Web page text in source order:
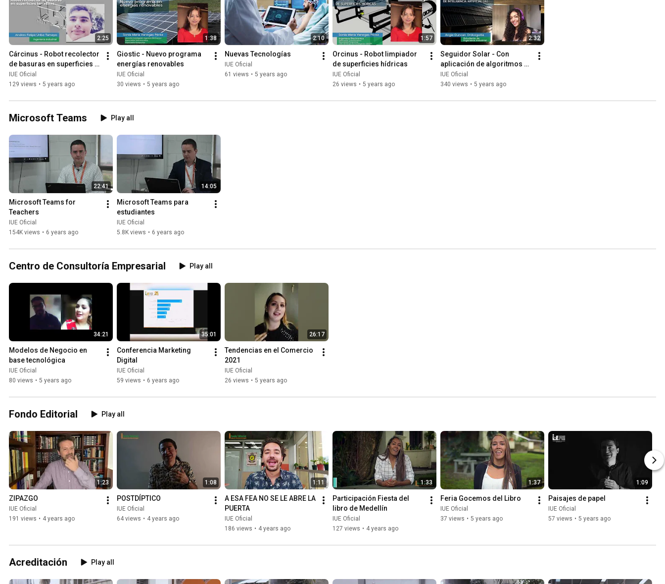
2:25
Cárcinus - Robot recolector
de basuras en superficies
terrestres
IUE Oficial
129 views • 5 years ago
1:38
Giostic - Nuevo programa
energías renovables
IUE Oficial
30 views • 5 years ago
2:10
Nuevas Tecnologías
IUE Oficial
61 views • 5 years ago
1:57
Orcinus - Robot limpiador
de superficies hídricas
IUE Oficial
26 views • 5 years ago
2:32
Seguidor Solar - Con
aplicación de algoritmos de
Inteligencia Artificial (IA)
IUE Oficial
340 views • 5 years ago
Microsoft Teams Play all
22:41
Microsoft Teams for
Teachers
IUE Oficial
154K views • 6 years ago
14:05
Microsoft Teams para
estudiantes
IUE Oficial
5.8K views • 6 years ago
Centro de Consultoría Empresarial Play all
34:21
Modelos de Negocio en
base tecnológica
IUE Oficial
80 views • 5 years ago
35:01
Conferencia Marketing
Digital
IUE Oficial
59 views • 6 years ago
26:17
Tendencias en el Comercio
2021
IUE Oficial
26 views • 5 years ago
Fondo Editorial Play all
1:23
ZIPAZGO
IUE Oficial
191 views • 4 years ago
1:08
POSTDÍPTICO
IUE Oficial
64 views • 4 years ago
1:11
A ESA FEA NO SE LE ABRE LA
PUERTA
IUE Oficial
186 views • 4 years ago
1:33
Participación Fiesta del
libro de Medellín
IUE Oficial
127 views • 4 years ago
1:37
Feria Gocemos del Libro
IUE Oficial
37 views • 5 years ago
1:09
Paisajes de papel
IUE Oficial
57 views • 5 years ago
Acreditación Play all